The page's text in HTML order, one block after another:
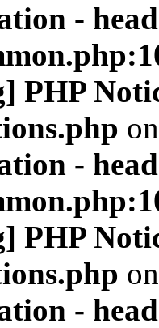
-
PHP
-
PHP
-